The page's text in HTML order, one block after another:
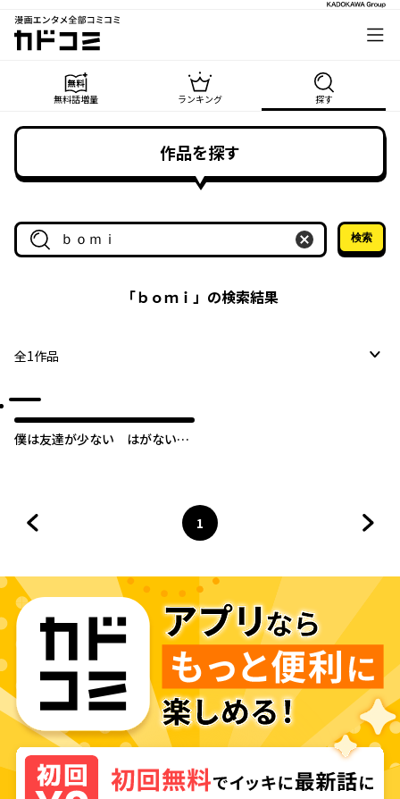
漫画エンタメ全部コミコミ
カドコミ
無料話増量 ランキング 探す
作品を探す
作品名・作家名で探す
検索
「ｂｏｍｉ 」の検索結果
全1作品
僕は友達が少ない はがない日
ページ
1
へ